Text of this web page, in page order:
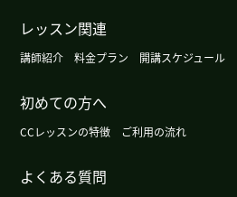
服的。为了欣赏美丽的景色我
月。我想跟你分享美丽景色的
)
谢谢。下节课找有趣的话题。
レッスン関連
講師紹介 料金プラン 開講スケジュール
初めての方へ
CCレッスンの特徴 ご利用の流れ
よくある質問